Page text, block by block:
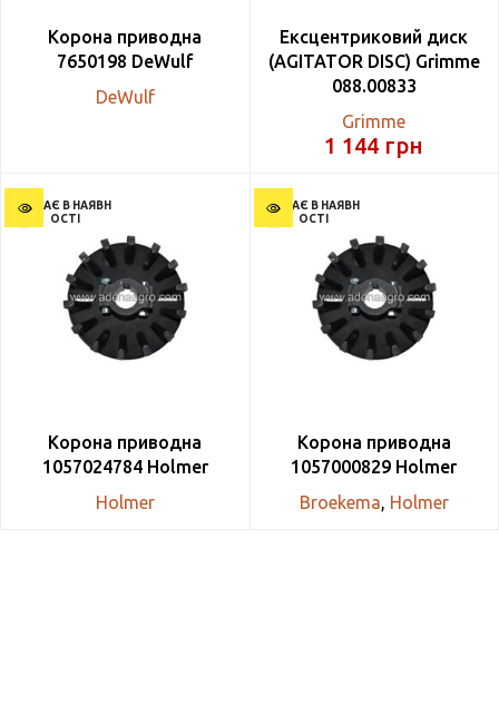
Корона приводна
7650198 DeWulf
DeWulf
Ексцентриковий диск
(AGITATOR DISC) Grimme
088.00833
Grimme
1 144 грн
НЕМАЄ В НАЯВН
ОСТІ
Корона приводна
1057024784 Holmer
Holmer
НЕМАЄ В НАЯВН
ОСТІ
Корона приводна
1057000829 Holmer
Broekema Holmer